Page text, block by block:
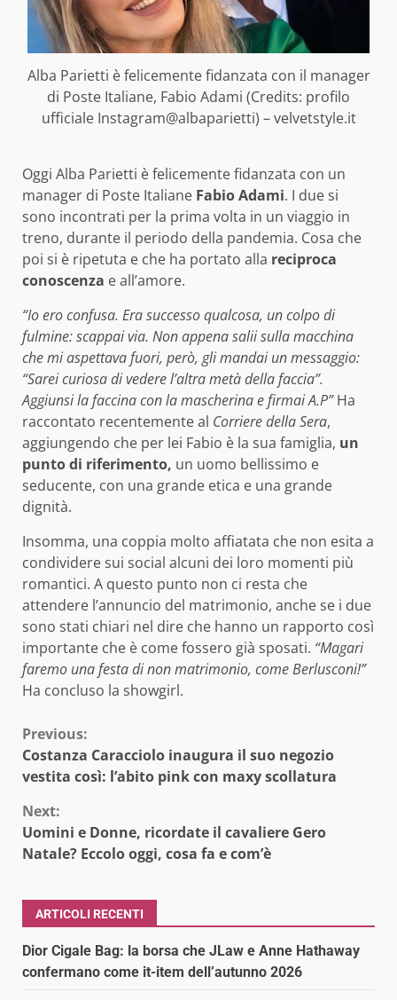
Alba Parietti è felicemente fidanzata con il manager
di Poste Italiane, Fabio Adami (Credits: profilo
ufficiale Instagram@albaparietti) – velvetstyle.it
Oggi Alba Parietti è felicemente fidanzata con un
manager di Poste Italiane Fabio Adami. I due si
sono incontrati per la prima volta in un viaggio in
treno, durante il periodo della pandemia. Cosa che
poi si è ripetuta e che ha portato alla reciproca
conoscenza e all’amore.
“Io ero confusa. Era successo qualcosa, un colpo di
fulmine: scappai via. Non appena salii sulla macchina
che mi aspettava fuori, però, gli mandai un messaggio:
“Sarei curiosa di vedere l’altra metà della faccia”.
Aggiunsi la faccina con la mascherina e firmai A.P”Ha
raccontato recentemente al Corriere della Sera,
aggiungendo che per lei Fabio è la sua famiglia, un
punto di riferimento, un uomo bellissimo e
seducente, con una grande etica e una grande
dignità.
Insomma, una coppia molto affiatata che non esita a
condividere sui social alcuni dei loro momenti più
romantici. A questo punto non ci resta che
attendere l’annuncio del matrimonio, anche se i due
sono stati chiari nel dire che hanno un rapporto così
importante che è come fossero già sposati. “Magari
faremo una festa di non matrimonio, come Berlusconi!”
Ha concluso la showgirl.
Continue
Reading
Previous:
Costanza Caracciolo inaugura il suo negozio
vestita così: l’abito pink con maxy scollatura
Next:
Uomini e Donne, ricordate il cavaliere Gero
Natale? Eccolo oggi, cosa fa e com’è
ARTICOLI RECENTI
Dior Cigale Bag: la borsa che JLaw e Anne Hathaway
confermano come it-item dell’autunno 2026